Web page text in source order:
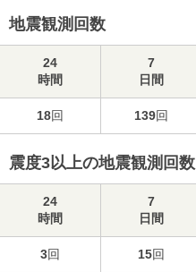
地震観測回数
24
時間
7
日間
18回 139回
震度3以上の地震観測回数
24
時間
7
日間
3回 15回